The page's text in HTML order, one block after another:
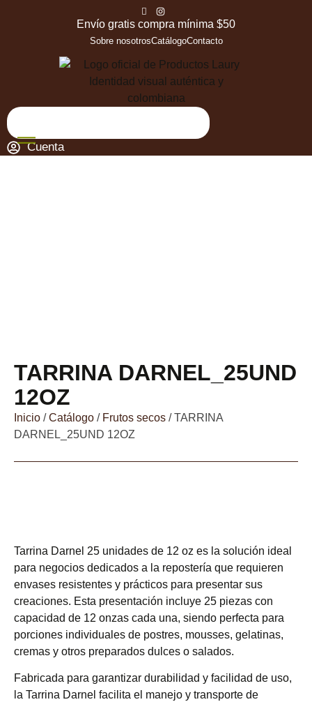
Envío gratis compra mínima $50
Sobre nosotrosCatálogoContacto
Cuenta
TARRINA DARNEL_25UND
12OZ
Inicio /Catálogo / Frutos secos / TARRINA
DARNEL_25UND 12OZ
Tarrina Darnel 25 unidades de 12 oz es la solución ideal
para negocios dedicados a la repostería que requieren
envases resistentes y prácticos para presentar sus
creaciones. Esta presentación incluye 25 piezas con
capacidad de 12 onzas cada una, siendo perfecta para
porciones individuales de postres, mousses, gelatinas,
cremas y otros preparados dulces o salados.
Fabricada para garantizar durabilidad y facilidad de uso,
la Tarrina Darnel facilita el manejo y transporte de